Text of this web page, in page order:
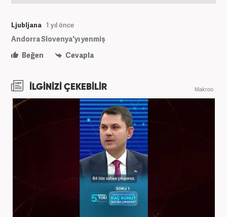
Ljubljana 1 yıl önce
Andorra Slovenya'yı yenmiş
Beğen
Cevapla
İLGİNİZİ ÇEKEBİLİR Makroo